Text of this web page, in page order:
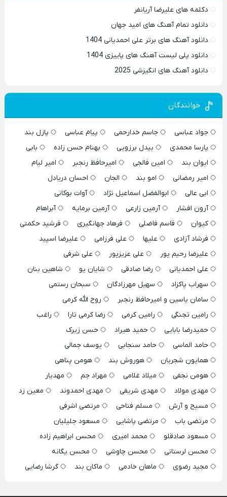
دکلمه های علیرضا آریانفر
دانلود تمام آهنگ های امید جهان
دانلود آهنگ های برتر علی احمدیانی 1404
دانلود پلی لیست آهنگ های پاییزی 1404
دانلود آهنگ های انگیزشی 2025
خوانندگان
جواد عباسی جاسم خدارحمی پیام عباسی
پازل بند
پارسا محمدی
بیدل برزویی بهنام حسن زاده
بابی
ایوان بند
امین فالجی امیرحافظ رنجبر
امیر لیام
امیر رمضانی
امو بند الجان
احسان دریادل
ابی عالی
ابوالفضل اسماعیل نژاد
آوات بوکانی
آرون افشار
آرمین زارعی آرمین برمایه
آبراهام
کیوان
قاسم فاضلی فرهاد جهانگیری
فرشید حکمتی
فرشاد آزادی
علیها علی فرزامی
علیرضا اسپید
علیرضا رحیم پور
علی عزیزپور
علی شرفی
علی احمدیانی
رضا صادقی شایان یو
شاهین بنان
سهراب پاکزاد
سهیل مهرزادگان
سبحان رستمی
سامان یاسین و امیرحافظ رنجبر
روح الله کرمی
رامین تجنگی
رامین کرمی رضا کرمی تارا
راغب
حمیدرضا بابایی
حمید هیراد
حسن زیرک
حامد الماسی
حامد سنجابی
یوسف جمالی
همایون شجریان
هوروش بند
هومن پناهی
هومن نجفی
میلاد غلامی مهراد جم
مهدیار
مهدی مولاد
مهدی شریفی مهدی احمدوند
معین زد
مسیح و آرش
مسلم فتاحی
مرتضی اشرفی
مرتضی باب
مرتضی پاشایی
مسعود جلیلیان
مسعود صادقلو
محمد امیری
محسن ابراهیم زاده
محسن لرستانی
محسن چاوشی
محسن یگانه
مجید رضوی
ماهان خادمی ماکان بند گرشا رضایی